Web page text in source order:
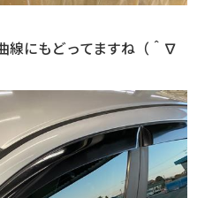
線にもどってますね（＾∇